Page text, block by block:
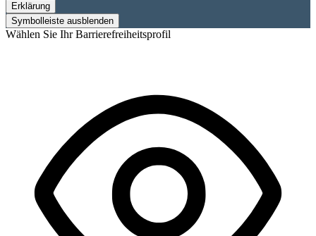
Erklärung
Symbolleiste ausblenden
Wählen Sie Ihr Barrierefreiheitsprofil